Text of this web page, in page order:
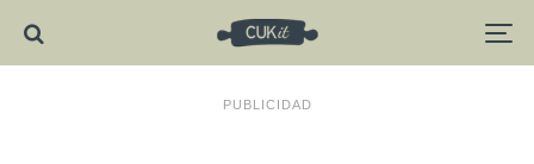
PUBLICIDAD